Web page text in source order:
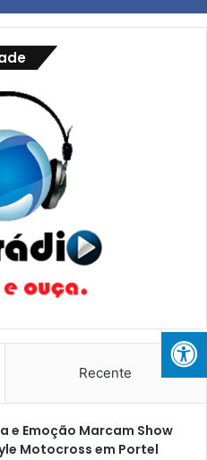
Recente
e Emoção Marcam Show
Motocross em Portel